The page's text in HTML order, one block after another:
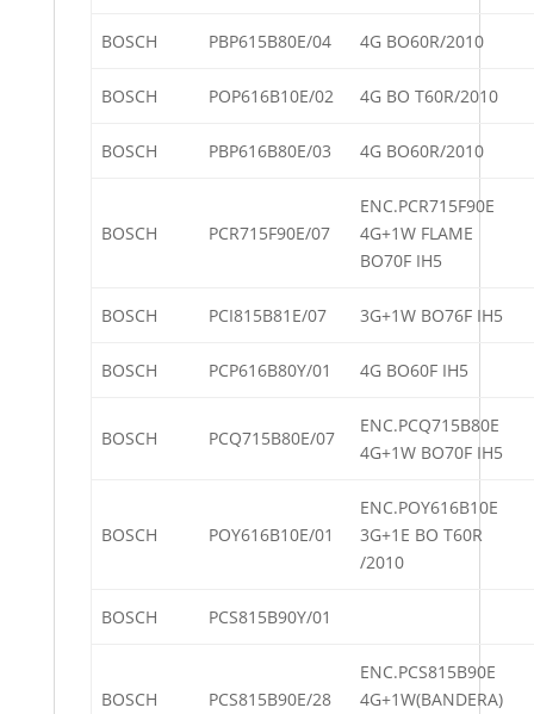
BOSCH PBP615B80E/04 4G BO60R/2010
BOSCH POP616B10E/02 4G BO T60R/2010
BOSCH PBP616B80E/03 4G BO60R/2010
BOSCH PCR715F90E/07
ENC.PCR715F90E
4G+1W FLAME
BO70F IH5
BOSCH PCI815B81E/07 3G+1W BO76F IH5
BOSCH PCP616B80Y/01 4G BO60F IH5
BOSCH PCQ715B80E/07
ENC.PCQ715B80E
4G+1W BO70F IH5
BOSCH POY616B10E/01
ENC.POY616B10E
3G+1E BO T60R
/2010
BOSCH PCS815B90Y/01
BOSCH PCS815B90E/28
ENC.PCS815B90E
4G+1W(BANDERA)